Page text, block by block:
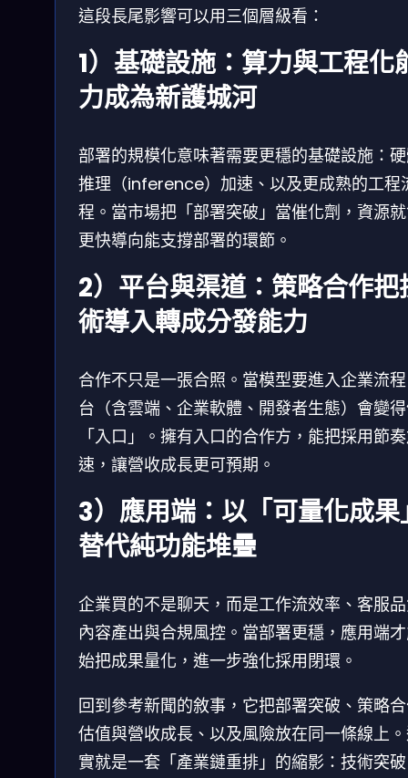
這段長尾影響可以用三個層級看：
1）基礎設施：算力與工程化
力成為新護城河
部署的規模化意味著需要更穩的基礎設施：
推理（inference）加速、以及更成熟的工程
程。當市場把「部署突破」當催化劑，資源
更快導向能支撐部署的環節。
2）平台與渠道：策略合作把
術導入轉成分發能力
合作不只是一張合照。當模型要進入企業流
台（含雲端、企業軟體、開發者生態）會變
「入口」。擁有入口的合作方，能把採用節
速，讓營收成長更可預期。
3）應用端：以「可量化成果
替代純功能堆疊
企業買的不是聊天，而是工作流效率、客服
內容產出與合規風控。當部署更穩，應用端
始把成果量化，進一步強化採用閉環。
回到參考新聞的敘事，它把部署突破、策略
估值與營收成長、以及風險放在同一條線上
實就是一套「產業鏈重排」的縮影：技術突